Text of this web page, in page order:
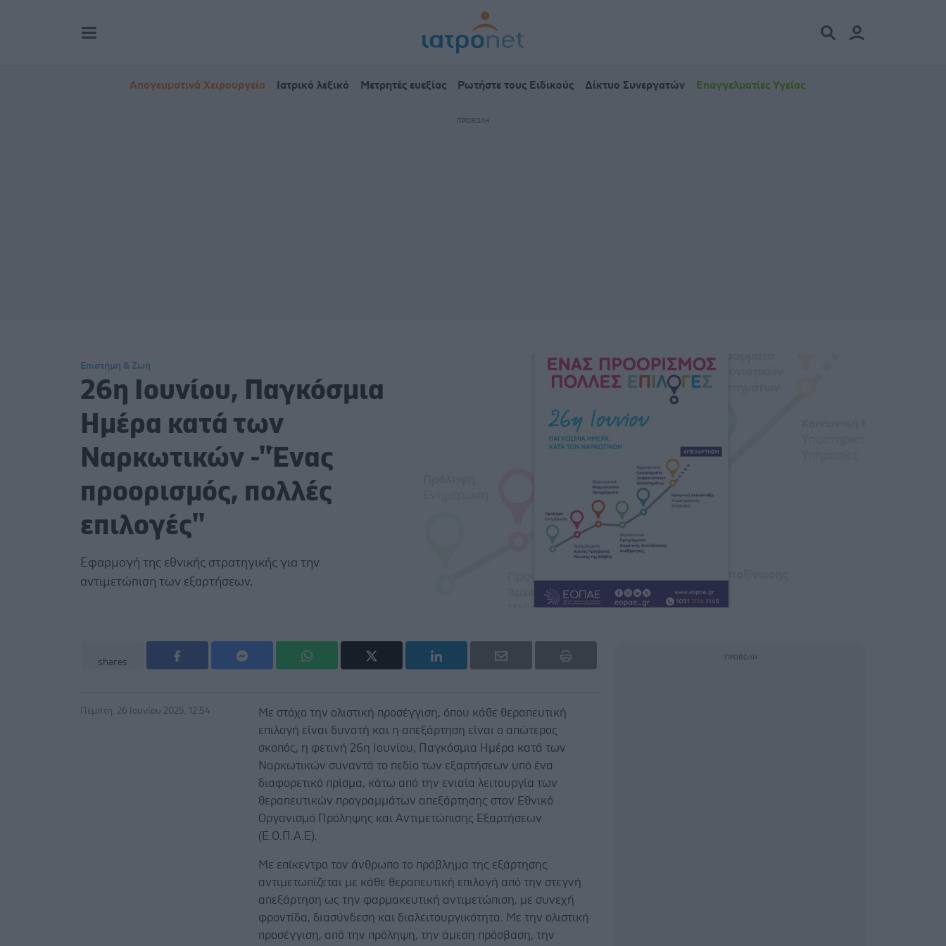
Απογευματινά Χειρουργεία Ιατρικό λεξικό Μετρητές ευεξίας Ρωτήστε τους Ειδικούς Δίκτυο Συνεργατών Επαγγελματίες Υγείας
Επιστήμη & Ζωή
26η Ιουνίου, Παγκόσμια
Ημέρα κατά των
Ναρκωτικών -''Ένας
προορισμός, πολλές
επιλογές''
Εφαρμογή της εθνικής στρατηγικής για την
αντιμετώπιση των εξαρτήσεων.
shares
Πέμπτη, 26 Ιουνίου 2025, 12:54
Με στόχο την ολιστική προσέγγιση, όπου κάθε θεραπευτική
επιλογή είναι δυνατή και η απεξάρτηση είναι ο απώτερος
σκοπός, η φετινή 26η Ιουνίου, Παγκόσμια Ημέρα κατά των
Ναρκωτικών συναντά το πεδίο των εξαρτήσεων υπό ένα
διαφορετικό πρίσμα, κάτω από την ενιαία λειτουργία των
θεραπευτικών προγραμμάτων απεξάρτησης στον Εθνικό
Οργανισμό Πρόληψης και Αντιμετώπισης Εξαρτήσεων
(Ε.Ο.Π.Α.Ε).
Με επίκεντρο τον άνθρωπο το πρόβλημα της εξάρτησης
αντιμετωπίζεται με κάθε θεραπευτική επιλογή από την στεγνή
απεξάρτηση ως την φαρμακευτική αντιμετώπιση, με συνεχή
φροντίδα, διασύνδεση και διαλειτουργικότητα. Με την ολιστική
προσέγγιση, από την πρόληψη, την άμεση πρόσβαση, την